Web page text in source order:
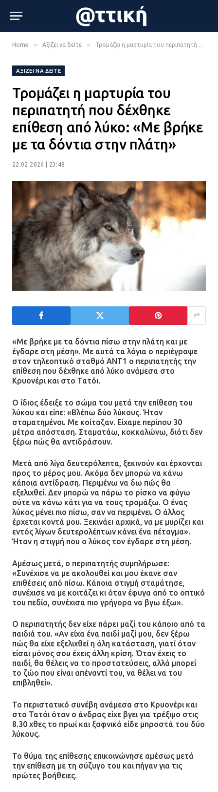
Home » Αξίζει να δείτε » Τρομάζει η μαρτυρία του περιπατητή που δέχθηκε επίθεση από λύκο: «Με βρήκε με τα δόντια στην πλάτη»
ΑΞΊΖΕΙ ΝΑ ΔΕΊΤΕ
Τρομάζει η μαρτυρία του
περιπατητή που δέχθηκε
επίθεση από λύκο: «Με βρήκε
με τα δόντια στην πλάτη»
22.02.2026 | 23:48
«Με βρήκε με τα δόντια πίσω στην πλάτη και με
έγδαρε στη μέση». Με αυτά τα λόγια ο περιέγραψε
στον τηλεοπτικό σταθμό ΑΝΤ1 ο περιπατητής την
επίθεση που δέχθηκε από λύκο ανάμεσα στο
Κρυονέρι και στο Τατόι.
Ο ίδιος έδειξε το σώμα του μετά την επίθεση του
λύκου και είπε: «Βλέπω δύο λύκους. Ήταν
σταματημένοι. Με κοίταζαν. Είχαμε περίπου 30
μέτρα απόσταση. Σταματάω, κοκκαλώνω, διότι δεν
ξέρω πώς θα αντιδράσουν.
Μετά από λίγα δευτερόλεπτα, ξεκινούν και έρχονται
προς το μέρος μου. Ακόμα δεν μπορώ να κάνω
κάποια αντίδραση. Περιμένω να δω πώς θα
εξελιχθεί. Δεν μπορώ να πάρω το ρίσκο να φύγω
ούτε να κάνω κάτι για να τους τρομάξω. Ο ένας
λύκος μένει πιο πίσω, σαν να περιμένει. Ο άλλος
έρχεται κοντά μου. Ξεκινάει αρχικά, να με μυρίζει και
εντός λίγων δευτερολέπτων κάνει ένα πέταγμα».
Ήταν η στιγμή που ο λύκος τον έγδαρε στη μέση.
Αμέσως μετά, ο περιπατητής συμπλήρωσε:
«Συνέχισε να με ακολουθεί και μου έκανε σαν
επιθέσεις από πίσω. Κάποια στιγμή σταμάτησε,
συνέχισε να με κοιτάζει κι όταν έφυγα από το οπτικό
του πεδίο, συνέχισα πιο γρήγορα να βγω έξω».
Ο περιπατητής δεν είχε πάρει μαζί του κάποιο από τα
παιδιά του. «Αν είχα ένα παιδί μαζί μου, δεν ξέρω
πώς θα είχε εξελιχθεί η όλη κατάσταση, γιατί όταν
είσαι μόνος σου έχεις άλλη κρίση. Όταν έχεις το
παιδί, θα θέλεις να το προστατεύσεις, αλλά μπορεί
το ζώο που είναι απέναντί του, να θέλει να του
επιβληθεί».
Το περιστατικό συνέβη ανάμεσα στο Κρυονέρι και
στο Τατόι όταν ο άνδρας είχε βγει για τρέξιμο στις
8.30 χθες το πρωί και ξαφνικά είδε μπροστά του δύο
λύκους.
Το θύμα της επίθεσης επικοινώνησε αμέσως μετά
την επίθεση με τη σύζυγο του και πήγαν για τις
πρώτες βοήθειες.